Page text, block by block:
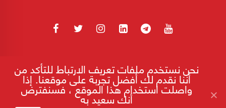
إقرأ على موقع 180
"الاتفاق الإطاري" تحت المجهر.. قراءة سياسية
نحن نستخدم ملفات تعريف الارتباط للتأكد من
أننا نقدم لك أفضل تجربة على موقعنا. إذا
واصلت استخدام هذا الموقع ، فسنفترض
أنك سعيد به